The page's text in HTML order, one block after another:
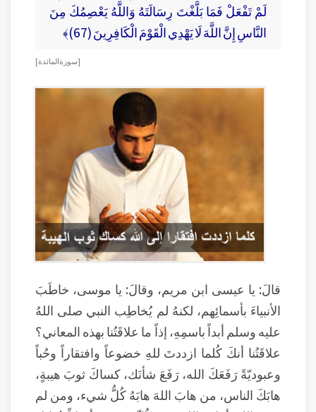
لَمْ تَفْعَلْ فَمَا بَلَّغْتَ رِسَالَتَهُ وَاللَّهُ يَعْصِمُكَ مِنَ
النَّاسِ إِنَّ اللَّهَ لَا يَهْدِي الْقَوْمَ الْكَافِرِينَ (67)﴾
[ سورة المائدة ]
قالَ: يا عيسى ابن مريم، وقالَ: يا موسى، خاطَبَ
الأنبياءَ بأسمائِهم، لكنهُ لم يُخاطِب النبي صلى اللهُ
عليه وسلم أبداً باسمِهِ، إذاً ما علاقَتُنا بهذه المعاني؟
علاقَتُنا أنكَ كُلما ازددتَ للهِ خضوعاً وافتقاراً وحُباً
وعبوديّةً رَفَعَكَ الله، رَفَعَ شأنَك، كساكَ ثوبَ هيبةٍ،
هابَكَ الناس، من هابَ اللهَ هابَهُ كُلُّ شيء، ومن لم